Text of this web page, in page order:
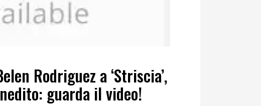
Rodriguez a ‘Striscia’,
guarda il video!